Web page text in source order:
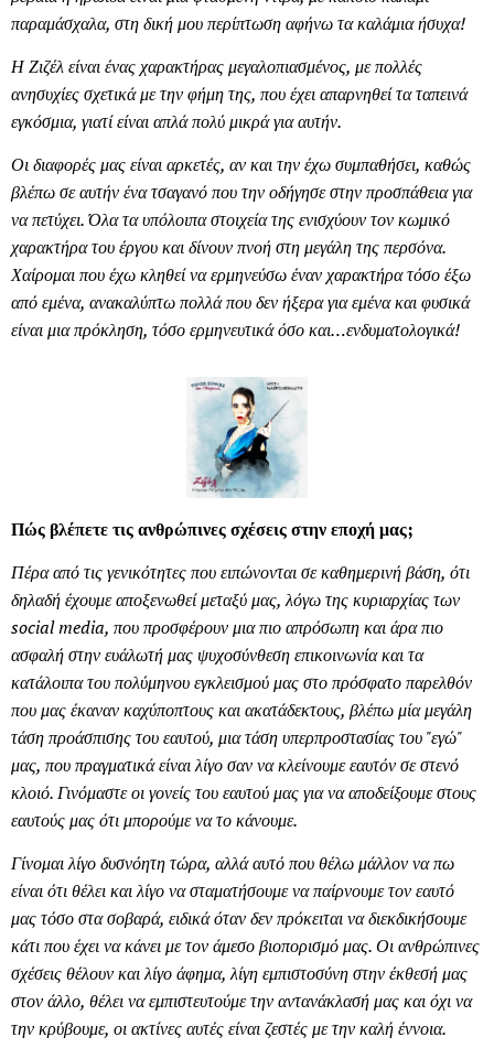
παραμάσχαλα, στη δική μου περίπτωση αφήνω τα καλάμια ήσυχα!
Η Ζιζέλ είναι ένας χαρακτήρας μεγαλοπιασμένος, με πολλές
ανησυχίες σχετικά με την φήμη της, που έχει απαρνηθεί τα ταπεινά
εγκόσμια, γιατί είναι απλά πολύ μικρά για αυτήν.
Οι διαφορές μας είναι αρκετές, αν και την έχω συμπαθήσει, καθώς
βλέπω σε αυτήν ένα τσαγανό που την οδήγησε στην προσπάθεια για
να πετύχει. Όλα τα υπόλοιπα στοιχεία της ενισχύουν τον κωμικό
χαρακτήρα του έργου και δίνουν πνοή στη μεγάλη της περσόνα.
Χαίρομαι που έχω κληθεί να ερμηνεύσω έναν χαρακτήρα τόσο έξω
από εμένα, ανακαλύπτω πολλά που δεν ήξερα για εμένα και φυσικά
είναι μια πρόκληση, τόσο ερμηνευτικά όσο και…ενδυματολογικά!
Πώς βλέπετε τις ανθρώπινες σχέσεις στην εποχή μας;
Πέρα από τις γενικότητες που ειπώνονται σε καθημερινή βάση, ότι
δηλαδή έχουμε αποξενωθεί μεταξύ μας, λόγω της κυριαρχίας των
social media, που προσφέρουν μια πιο απρόσωπη και άρα πιο
ασφαλή στην ευάλωτή μας ψυχοσύνθεση επικοινωνία και τα
κατάλοιπα του πολύμηνου εγκλεισμού μας στο πρόσφατο παρελθόν
που μας έκαναν καχύποπτους και ακατάδεκτους, βλέπω μία μεγάλη
τάση προάσπισης του εαυτού, μια τάση υπερπροστασίας του "εγώ"
μας, που πραγματικά είναι λίγο σαν να κλείνουμε εαυτόν σε στενό
κλοιό. Γινόμαστε οι γονείς του εαυτού μας για να αποδείξουμε στους
εαυτούς μας ότι μπορούμε να το κάνουμε.
Γίνομαι λίγο δυσνόητη τώρα, αλλά αυτό που θέλω μάλλον να πω
είναι ότι θέλει και λίγο να σταματήσουμε να παίρνουμε τον εαυτό
μας τόσο στα σοβαρά, ειδικά όταν δεν πρόκειται να διεκδικήσουμε
κάτι που έχει να κάνει με τον άμεσο βιοπορισμό μας. Οι ανθρώπινες
σχέσεις θέλουν και λίγο άφημα, λίγη εμπιστοσύνη στην έκθεσή μας
στον άλλο, θέλει να εμπιστευτούμε την αντανάκλασή μας και όχι να
την κρύβουμε, οι ακτίνες αυτές είναι ζεστές με την καλή έννοια.